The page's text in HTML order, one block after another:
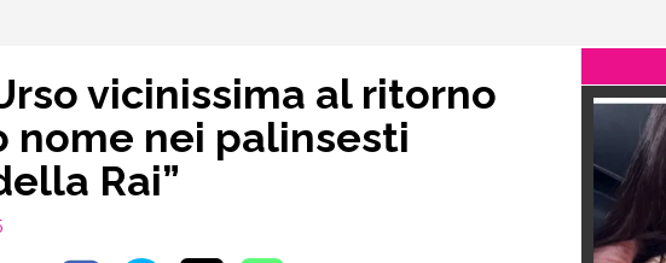
vicinissima al ritorno
nome nei palinsesti
Rai”